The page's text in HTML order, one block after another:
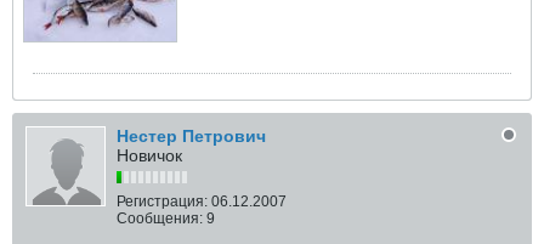
Нестер Петрович
Новичок
Регистрация: 06.12.2007
Сообщения: 9